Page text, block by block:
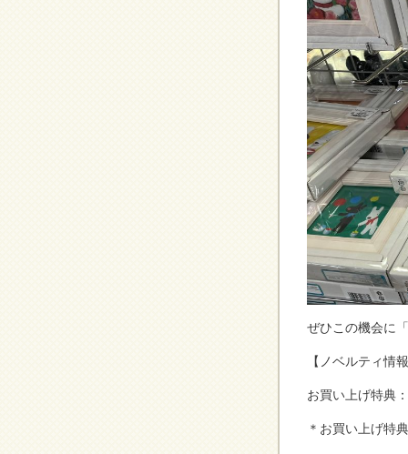
ぜひこの機会に
【ノベルティ情
お買い上げ特典
＊お買い上げ特